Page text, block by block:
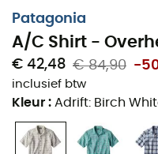
Patagonia
A/C Shirt -
€ 42,48 € 84,90 -
inclusief btw
Kleur : Adrift: Birch